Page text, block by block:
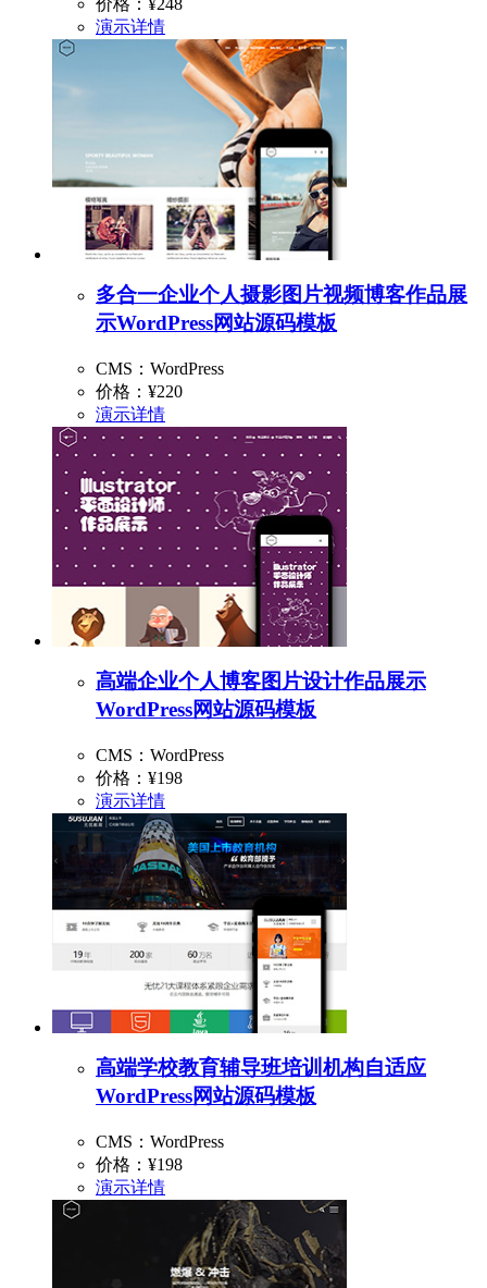
价格： ¥248
演示详情
多合一企业个人摄影图片视频博客作品展
示WordPress网站源码模板
CMS：WordPress
价格： ¥220
演示详情
高端企业个人博客图片设计作品展示
WordPress网站源码模板
CMS：WordPress
价格： ¥198
演示详情
高端学校教育辅导班培训机构自适应
WordPress网站源码模板
CMS：WordPress
价格： ¥198
演示详情